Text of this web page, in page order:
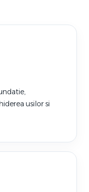
usilor si